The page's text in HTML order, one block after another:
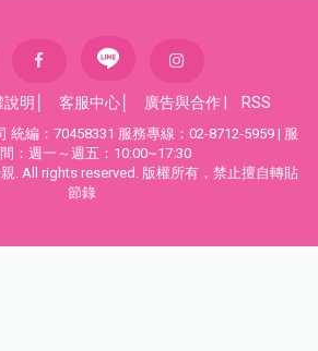
說明 客服中心 廣告與合作| RSS
統編：70458331 服務專線：02-8712-5959 | 服
：週一～週五：10:00~17:30
. All rights reserved. 版權所有，禁止擅自轉貼
節錄